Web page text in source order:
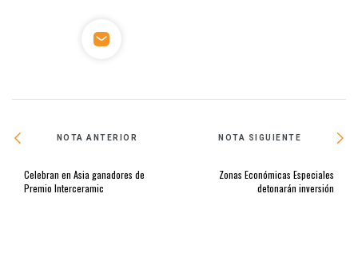
NOTA ANTERIOR
Celebran en Asia ganadores de
Premio Interceramic
NOTA SIGUIENTE
Zonas Económicas Especiales
detonarán inversión